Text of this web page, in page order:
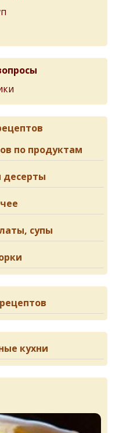
по продуктам
десерты
супы
кухни